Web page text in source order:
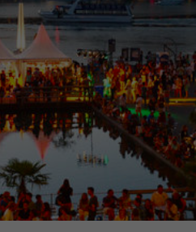
Kulturschaffende(r) oder
Arbeit.
kostenlosen Zugang zu